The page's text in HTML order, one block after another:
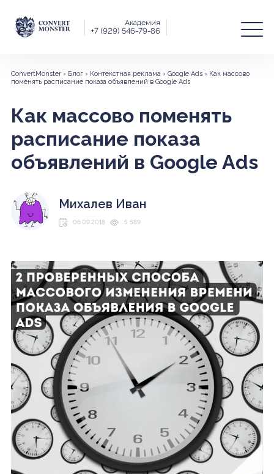
Академия
+7 (929) 546-79-86
ConvertMonster› Блог› Контекстная реклама› Google Ads› Как массово
поменять расписание показа объявлений в Google Ads
Как массово поменять
расписание показа
объявлений в Google Ads
Михалев Иван
06.09.2018 5 589